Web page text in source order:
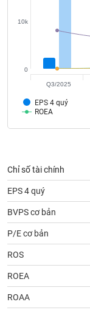
EPS 4 quý
ROEA
0
10k
Q3/2025
Chỉ số tài chính
EPS 4 quý
BVPS cơ bản
P/E cơ bản
ROS
ROEA
ROAA